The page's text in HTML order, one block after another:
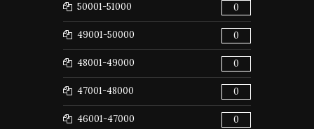
50001-51000 0
49001-50000 0
48001-49000 0
47001-48000 0
46001-47000 0